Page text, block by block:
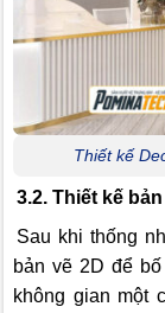
Thiết kế
3.2. Thiết kế
Sau khi thống
bản vẽ 2D để
không gian một